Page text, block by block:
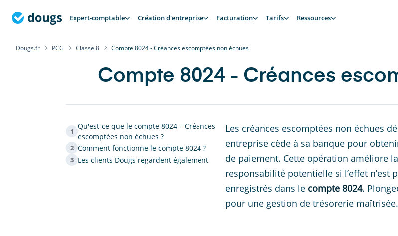
Expert-comptable Création d'entreprise Facturation Tarifs Ressources
Dougs.fr PCG Classe 8 Compte 8024 - Créances escomptées non échues
Compte 8024 - Créances
1
Qu'est-ce que le compte 8024 – Créances
escomptées non échues ?
2 Comment fonctionne le compte 8024 ?
3 Les clients Dougs regardent également
Les créances escomptées non échues
entreprise cède à sa banque pour
de paiement. Cette opération améliore
responsabilité potentielle si l’effet n’est
enregistrés dans le compte 8024.
pour une gestion de trésorerie maîtrisée.